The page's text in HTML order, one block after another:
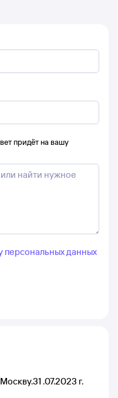
придёт на вашу
персональных данных
.07.2023 г.